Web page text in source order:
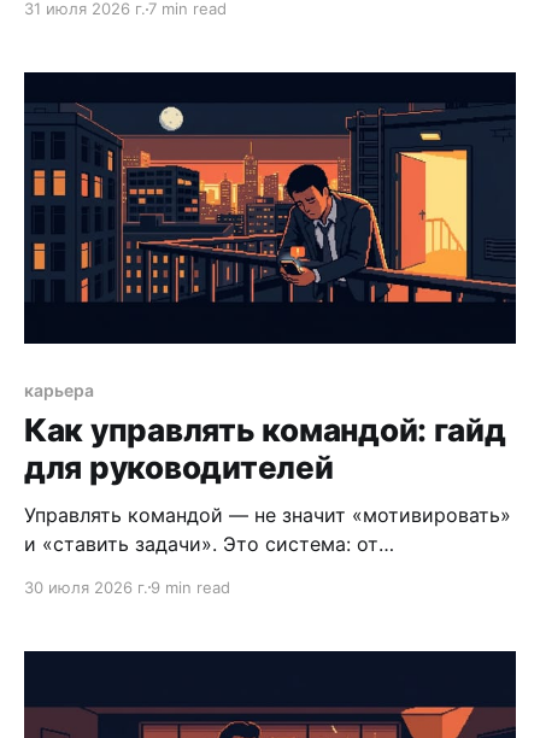
31 июля 2026 г. 7 min read
карьера
Как управлять командой: гайд
для руководителей
Управлять командой — не значит «мотивировать»
и «ставить задачи». Это система: от
разговоров, которые руководители откладывают
30 июля 2026 г. 9 min read